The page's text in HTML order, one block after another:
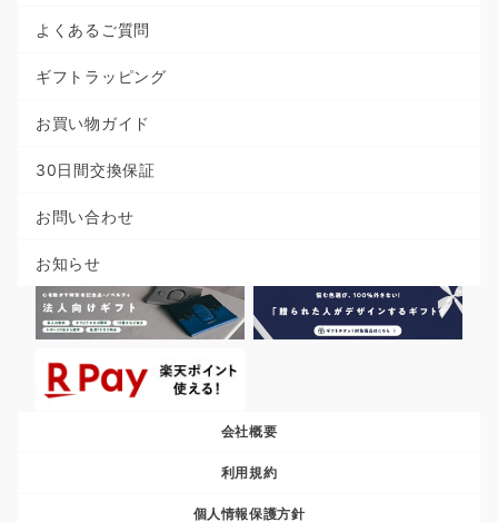
よくあるご質問
ギフトラッピング
お買い物ガイド
30日間交換保証
お問い合わせ
お知らせ
会社概要
利用規約
個人情報保護方針